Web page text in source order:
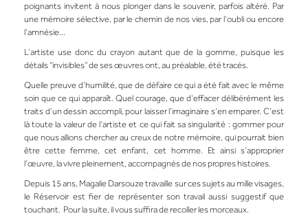
poignants invitent à nous plonger dans le souvenir, parfois altéré. Par
une mémoire sélective, par le chemin de nos vies, par l’oubli ou encore
l’amnésie…
L’artiste use donc du crayon autant que de la gomme, puisque les
détails “invisibles” de ses œuvres ont, au préalable, été tracés.
Quelle preuve d’humilité, que de défaire ce qui a été fait avec le même
soin que ce qui apparaît. Quel courage, que d’effacer délibérément les
traits d’un dessin accompli, pour laisser l’imaginaire s’en emparer. C’est
là toute la valeur de l’artiste et ce qui fait sa singularité : gommer pour
que nous allions chercher au creux de notre mémoire, qui pourrait bien
être cette femme, cet enfant, cet homme. Et ainsi s’approprier
l’œuvre, la vivre pleinement, accompagnés de nos propres histoires.
Depuis 15 ans, Magalie Darsouzetravaille sur ces sujets au mille visages,
le Réservoir est fier de représenter son travail aussi suggestif que
touchant. Pour la suite, il vous suffira de recoller les morceaux.